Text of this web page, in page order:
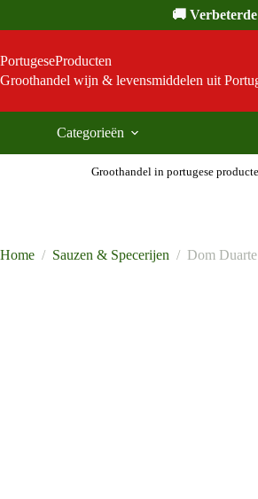
inhoud
🚚
PortugeseProducten
Groothandel wijn & levensmiddelen uit
Categorieën
Groothandel in portugese
Home / Sauzen & Specerijen / Dom